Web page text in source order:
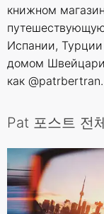
книжном
Испании,
домом
как @patrbertran.
Pat 포스트 전